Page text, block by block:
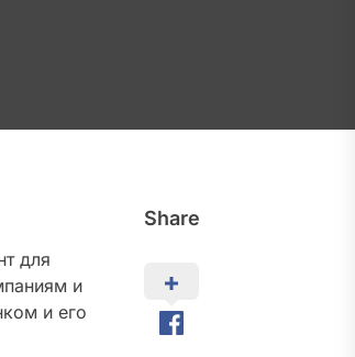
Share
для
и
и его